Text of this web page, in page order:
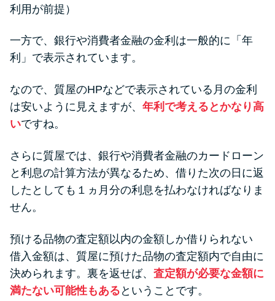
利用が前提）
一方で、銀行や消費者金融の金利は一般的に「年
利」で表示されています。
なので、質屋のHPなどで表示されている月の金利
は安いように見えますが、 年利で考えるとかなり高
いですね。
さらに質屋では、銀行や消費者金融のカードローン
と利息の計算方法が異なるため、借りた次の日に返
したとしても１ヵ月分の利息を払わなければなりま
せん。
預ける品物の査定額以内の金額しか借りられない
借入金額は、質屋に預けた品物の査定額内で自由に
決められます。裏を返せば、 査定額が必要な金額に
満たない可能性もある ということです。